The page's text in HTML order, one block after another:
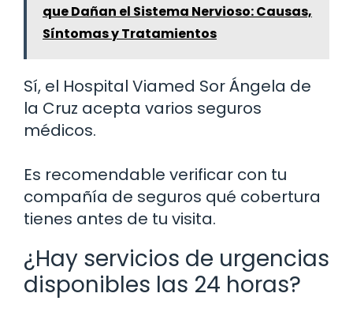
que Dañan el Sistema Nervioso: Causas,
Síntomas y Tratamientos
Sí, el Hospital Viamed Sor Ángela de
la Cruz acepta varios seguros
médicos.
Es recomendable verificar con tu
compañía de seguros qué cobertura
tienes antes de tu visita.
¿Hay servicios de urgencias
disponibles las 24 horas?